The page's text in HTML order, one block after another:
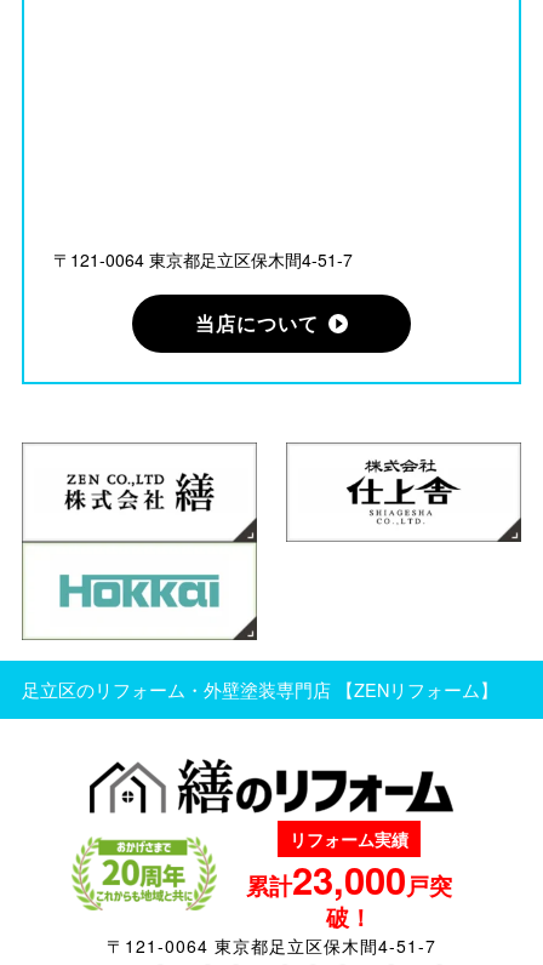
〒121-0064 東京都足立区保木間4-51-7
当店について
足立区のリフォーム・外壁塗装専門店 【ZENリフォーム】
リフォーム実績
累計23,000戸突
破！
〒121-0064 東京都足立区保木間4-51-7